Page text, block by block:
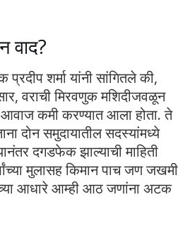
वाद?
शर्मा यांनी सांगितले की,
वराची मिरवणुक मशिदीजवळून
कमी करण्यात आला होता. ते
दोन समुदायातील सदस्यांमध्ये
दगडफेक झाल्याची माहिती
मुलासह किमान पाच जण जखमी
आधारे आम्ही आठ जणांना अटक